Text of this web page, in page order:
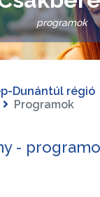
programok
Dunántúl régió
Programok
-